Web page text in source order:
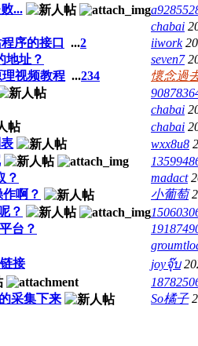
...
chabai
序的接口 ...2 iiwork
地址？ seven7
视频教程 ...234 懷念過
chabai
chabai
wxx8u8
？ madact
啊？ 小葡萄
？
台？
接 joyจุ๊บ
采集下来 So橘子